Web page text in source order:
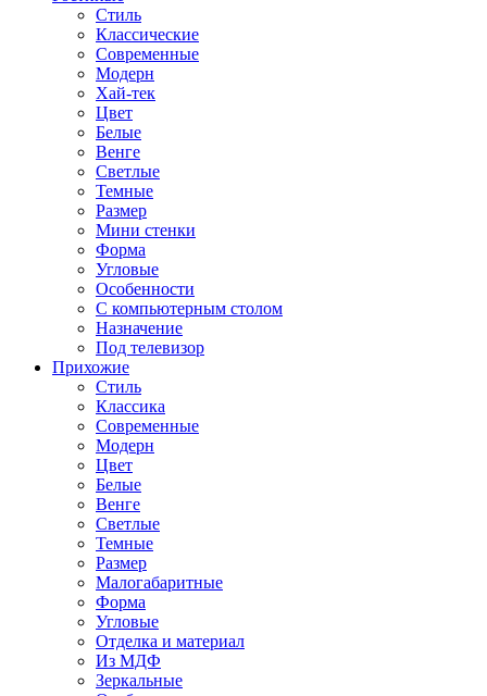
Стиль
Классические
Современные
Модерн
Хай-тек
Цвет
Белые
Венге
Светлые
Темные
Размер
Мини стенки
Форма
Угловые
Особенности
С компьютерным столом
Назначение
Под телевизор
Прихожие
Стиль
Классика
Современные
Модерн
Цвет
Белые
Венге
Светлые
Темные
Размер
Малогабаритные
Форма
Угловые
Отделка и материал
Из МДФ
Зеркальные